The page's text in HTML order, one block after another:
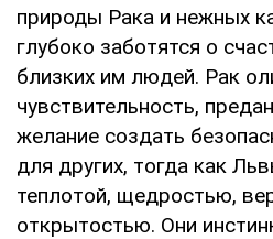
природы Рака и нежных
глубоко заботятся о
близких им людей. Рак
чувствительность,
желание создать
для других, тогда как
теплотой, щедростью,
открытостью. Они